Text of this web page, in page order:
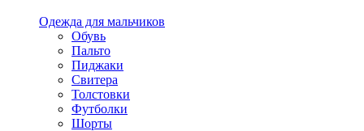
Одежда для мальчиков
Обувь
Пальто
Пиджаки
Свитера
Толстовки
Футболки
Шорты